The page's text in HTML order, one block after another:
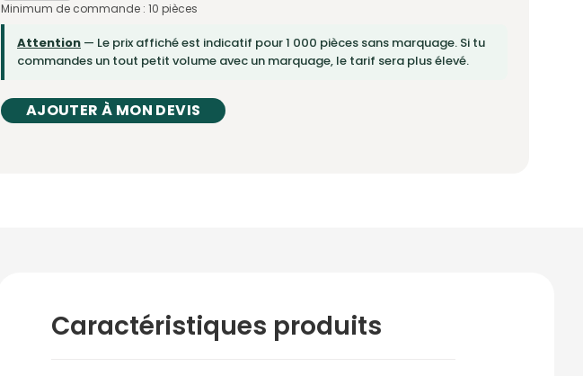
Minimum de commande : 10 pièces
Attention — Le prix affiché est indicatif pour 1 000 pièces sans marquage. Si tu
commandes un tout petit volume avec un marquage, le tarif sera plus élevé.
AJOUTER À MON DEVIS
Caractéristiques produits